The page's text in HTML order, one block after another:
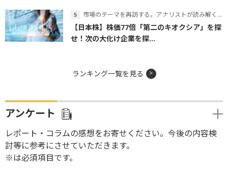
市場のテーマを再訪する。アナリストが読み解くテーマの本質
【日本株】株価77倍「第二のキオクシア」を探
せ！次の大化け企業を探...
ランキング一覧を見る
アンケート
レポート・コラムの感想をお寄せください。今後の内容検
討等に参考にさせていただきます。
※は必須項目です。